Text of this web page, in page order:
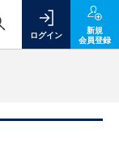
ログイン
新規
会員登録